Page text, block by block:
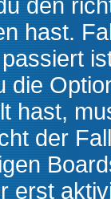
den
hast.
die
hast,
der
erst